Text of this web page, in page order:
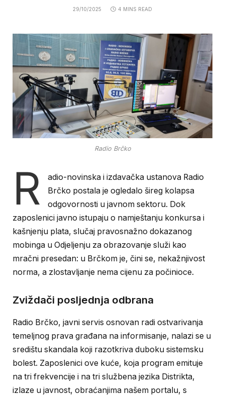
29/10/2025 4 MINS READ
Radio Brčko
R
adio-novinska i izdavačka ustanova Radio
Brčko postala je ogledalo šireg kolapsa
odgovornosti u javnom sektoru. Dok
zaposlenici javno istupaju o namještanju konkursa i
kašnjenju plata, slučaj pravosnažno dokazanog
mobinga u Odjeljenju za obrazovanje služi kao
mračni presedan: u Brčkom je, čini se, nekažnjivost
norma, a zlostavljanje nema cijenu za počinioce.
Zviždači posljednja odbrana
Radio Brčko, javni servis osnovan radi ostvarivanja
temeljnog prava građana na informisanje, nalazi se u
središtu skandala koji razotkriva duboku sistemsku
bolest. Zaposlenici ove kuće, koja program emituje
na tri frekvencije i na tri službena jezika Distrikta,
izlaze u javnost, obraćanjima našem portalu, s